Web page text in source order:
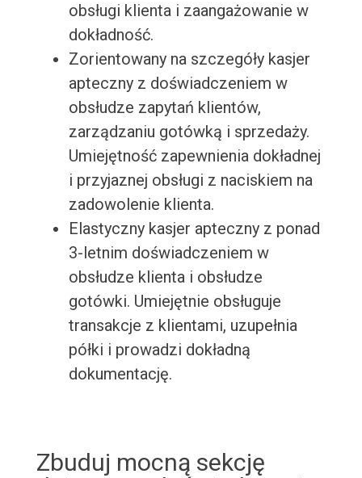
obsługi klienta i zaangażowanie w
dokładność.
Zorientowany na szczegóły kasjer
apteczny z doświadczeniem w
obsłudze zapytań klientów,
zarządzaniu gotówką i sprzedaży.
Umiejętność zapewnienia dokładnej
i przyjaznej obsługi z naciskiem na
zadowolenie klienta.
Elastyczny kasjer apteczny z ponad
3-letnim doświadczeniem w
obsłudze klienta i obsłudze
gotówki. Umiejętnie obsługuje
transakcje z klientami, uzupełnia
półki i prowadzi dokładną
dokumentację.
Zbuduj mocną sekcję